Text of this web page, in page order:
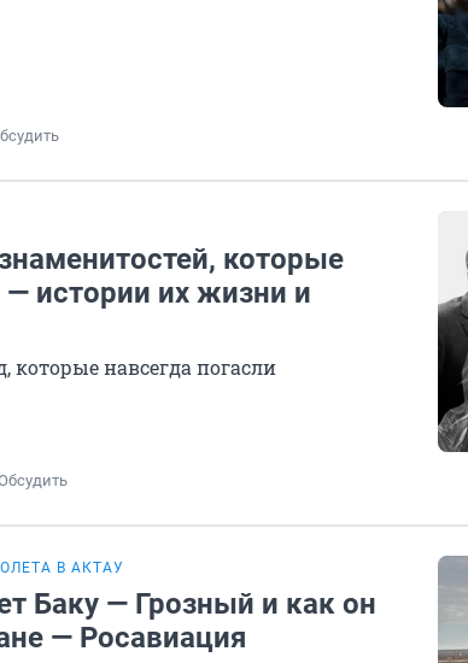
которые
— истории их жизни и
навсегда погасли
В АКТАУ
Баку — Грозный и как он
— Росавиация